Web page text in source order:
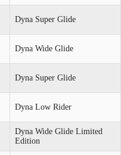
Dyna Super Glide
Dyna Wide Glide
Dyna Super Glide
Dyna Low Rider
Dyna Wide Glide Limited
Edition